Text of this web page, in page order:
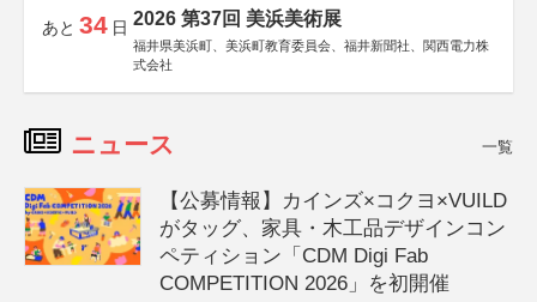
あと 34 日 2026 第37回 美浜美術展
福井県美浜町、美浜町教育委員会、福井新聞社、関西電力株
式会社
ニュース 一覧
【公募情報】カインズ×コクヨ×VUILD
がタッグ、家具・木工品デザインコン
ペティション「CDM Digi Fab
COMPETITION 2026」を初開催